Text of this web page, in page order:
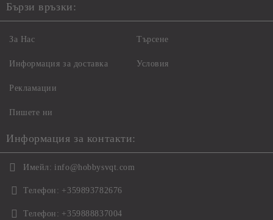
Бързи връзки:
За Нас
Информация за доставка
Рекламации
Пишете ни
Търсене
Условия
Информация за контакти:
Имейл: info@hobbysvqt.com
Телефон: +359893782676
Телефон: +359888837004